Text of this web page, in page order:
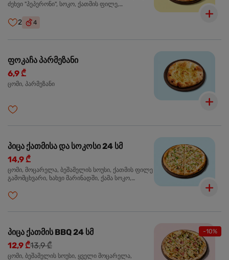
ძეხვი "პეპერონი", სოკო, ქათმის ფილე,
2 4
ფოკაჩა პარმეზანი
6,9 ₾
ცომი, პარმეზანი
პიცა ქათმისა და სოკოსი 24 სმ
14,9 ₾
ცომი, მოცარელა, ბეშამელის სოუსი, ქათმის ფილე
გამომცხვარი, ხახვი მარინადში, ქამა სოკო,
-10%
პიცა ქათმის BBQ 24 სმ
12,9 ₾13,9 ₾
ცომი, ბეშამელის სოუსი, ყველი მოცარელა,